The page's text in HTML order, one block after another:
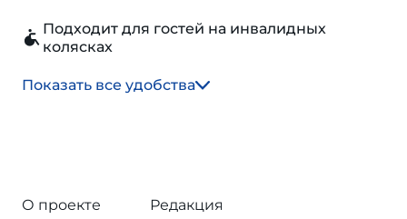
Подходит для гостей на инвалидных
колясках
Показать все удобства
О проекте
Редакция